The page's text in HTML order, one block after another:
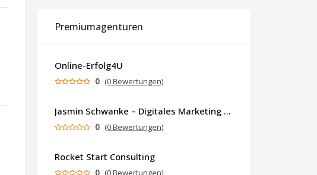
Premiumagenturen
Online-Erfolg4U
0 (0 Bewertungen)
Jasmin Schwanke – Digitales Marketing & KI-gestützte Contenterstellung
0 (0 Bewertungen)
Rocket Start Consulting
0 (0 Bewertungen)